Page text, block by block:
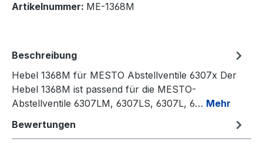
Artikelnummer: ME-1368M
Beschreibung
Hebel 1368M für MESTO Abstellventile 6307x Der
Hebel 1368M ist passend für die MESTO-
Abstellventile 6307LM, 6307LS, 6307L, 6… Mehr
Bewertungen